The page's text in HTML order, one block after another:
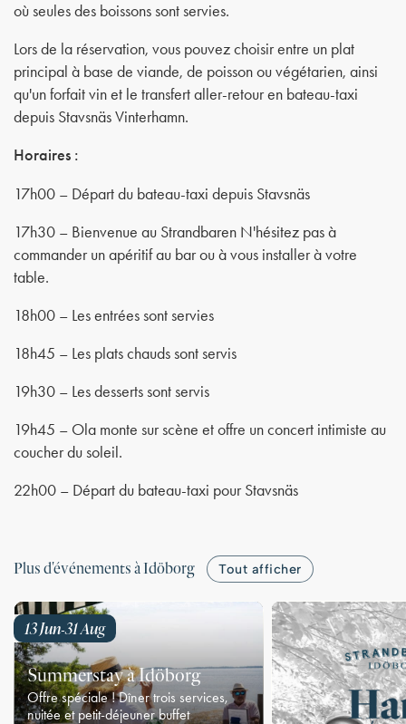
où seules des boissons sont servies.
Lors de la réservation, vous pouvez choisir entre un plat
principal à base de viande, de poisson ou végétarien, ainsi
qu'un forfait vin et le transfert aller-retour en bateau-taxi
depuis Stavsnäs Vinterhamn.
Horaires :
17h00 – Départ du bateau-taxi depuis Stavsnäs
17h30 – Bienvenue au Strandbaren N'hésitez pas à
commander un apéritif au bar ou à vous installer à votre
table.
18h00 – Les entrées sont servies
18h45 – Les plats chauds sont servis
19h30 – Les desserts sont servis
19h45 – Ola monte sur scène et offre un concert intimiste au
coucher du soleil.
22h00 – Départ du bateau-taxi pour Stavsnäs
Plus d'événements à Idöborg Tout afficher
13 Jun-31 Aug
Summerstay à Idöborg
Offre spéciale ! Dîner trois services,
nuitée et petit-déjeuner buffet